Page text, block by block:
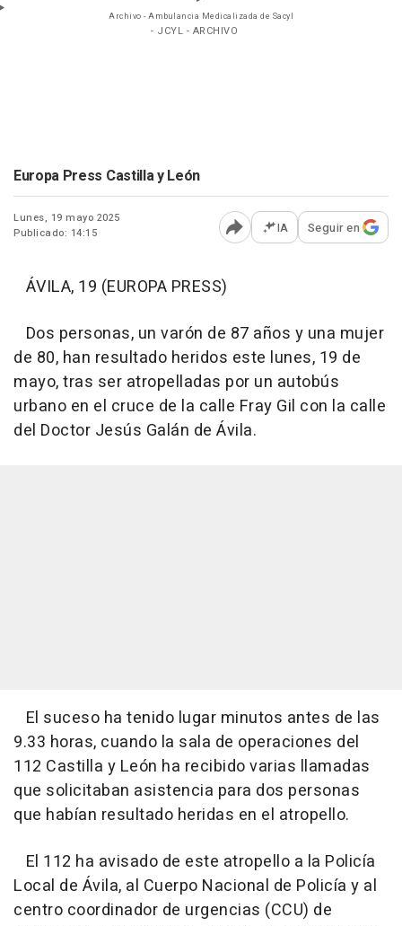
Archivo - Ambulancia Medicalizada de Sacyl
- JCYL - ARCHIVO
Europa Press Castilla y León
Lunes, 19 mayo 2025
Publicado: 14:15
Abrir opciones para
IA Seguir en
ÁVILA, 19 (EUROPA PRESS)
Dos personas, un varón de 87 años y una mujer
de 80, han resultado heridos este lunes, 19 de
mayo, tras ser atropelladas por un autobús
urbano en el cruce de la calle Fray Gil con la calle
del Doctor Jesús Galán de Ávila.
El suceso ha tenido lugar minutos antes de las
9.33 horas, cuando la sala de operaciones del
112 Castilla y León ha recibido varias llamadas
que solicitaban asistencia para dos personas
que habían resultado heridas en el atropello.
El 112 ha avisado de este atropello a la Policía
Local de Ávila, al Cuerpo Nacional de Policía y al
centro coordinador de urgencias (CCU) de